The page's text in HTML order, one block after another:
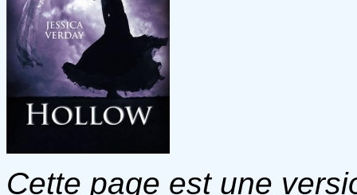
Cette page est une